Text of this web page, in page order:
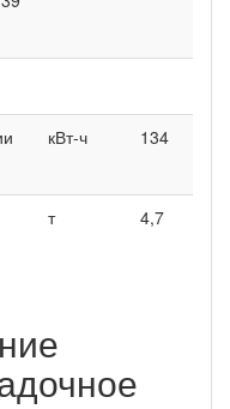
кВт-ч 134
т 4,7